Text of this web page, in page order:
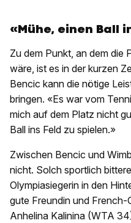
«Mühe, einen Ball
Zu dem Punkt, an dem die
wäre, ist es in der kurzen
Bencic kann die nötige
bringen. «Es war vom
mich auf dem Platz nicht
Ball ins Feld zu spielen.»
Zwischen Bencic und
nicht. Solch sportlich
Olympiasiegerin in den
gute Freundin und
Anhelina Kalinina (WTA